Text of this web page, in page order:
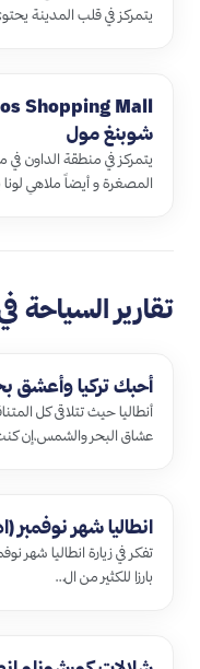
يتمركز في قلب المدينة
شوبنغ مول
يتمركز في منطقة الداون في
المصغرة و أيضاً ملاهي لونا
تقارير السياحة
أحبك تركيا وأعشق
أنطاليا حيث تتلاقى كل
عشاق البحر والشمس،إن
انطاليا شهر نوفمبر
بارزا للكثير من ال…